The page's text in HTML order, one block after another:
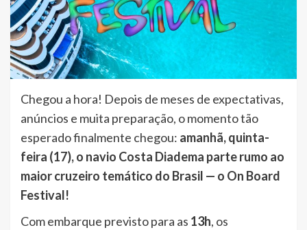
Chegou a hora! Depois de meses de expectativas,
anúncios e muita preparação, o momento tão
esperado finalmente chegou: amanhã, quinta-
feira (17), o navio Costa Diadema parte rumo ao
maior cruzeiro temático do Brasil — o On Board
Festival!
Com embarque previsto para as 13h, os